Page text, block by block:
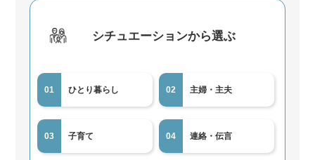
シチュエーションから選ぶ
01 ひとり暮らし 02 主婦・主夫
03 子育て 04 連絡・伝言